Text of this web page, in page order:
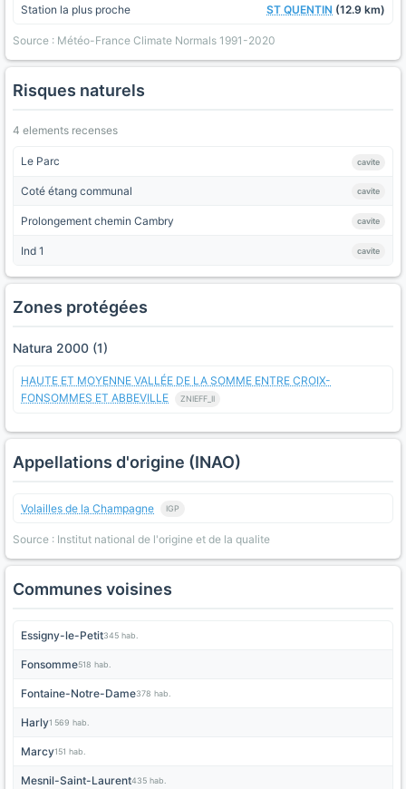
Station la plus proche ST QUENTIN (12.9 km)
Source : Météo-France Climate Normals 1991-2020
Risques naturels
4 elements recenses
Le Parc cavite
Coté étang communal cavite
Prolongement chemin Cambry cavite
Ind 1 cavite
Zones protégées
Natura 2000 (1)
HAUTE ET MOYENNE VALLÉE DE LA SOMME ENTRE CROIX-
FONSOMMES ET ABBEVILLE
ZNIEFF_II
Appellations d'origine (INAO)
Volailles de la Champagne IGP
Source : Institut national de l'origine et de la qualite
Communes voisines
Essigny-le-Petit345 hab.
Fonsomme518 hab.
Fontaine-Notre-Dame378 hab.
Harly1 569 hab.
Marcy151 hab.
Mesnil-Saint-Laurent435 hab.